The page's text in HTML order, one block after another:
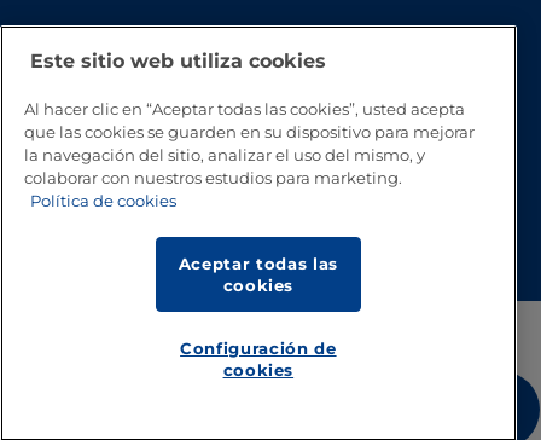
Este sitio web utiliza cookies
Al hacer clic en “Aceptar todas las cookies”, usted acepta
que las cookies se guarden en su dispositivo para mejorar
la navegación del sitio, analizar el uso del mismo, y
colaborar con nuestros estudios para marketing.
Política de cookies
Aceptar todas las
cookies
Configuración de
cookies